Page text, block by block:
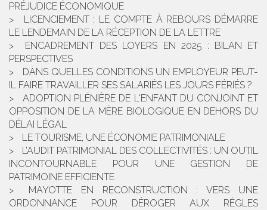
PRÉJUDICE ÉCONOMIQUE
LICENCIEMENT : LE COMPTE À REBOURS DÉMARRE
LE LENDEMAIN DE LA RÉCEPTION DE LA LETTRE
ENCADREMENT DES LOYERS EN 2025 : BILAN ET
PERSPECTIVES
DANS QUELLES CONDITIONS UN EMPLOYEUR PEUT-
IL FAIRE TRAVAILLER SES SALARIÉS LES JOURS FÉRIÉS ?
ADOPTION PLÉNIÈRE DE L'ENFANT DU CONJOINT ET
OPPOSITION DE LA MÈRE BIOLOGIQUE EN DEHORS DU
DÉLAI LÉGAL
LE TOURISME, UNE ÉCONOMIE PATRIMONIALE
L’AUDIT PATRIMONIAL DES COLLECTIVITÉS : UN OUTIL
INCONTOURNABLE POUR UNE GESTION DE
PATRIMOINE EFFICIENTE
MAYOTTE EN RECONSTRUCTION : VERS UNE
ORDONNANCE POUR DÉROGER AUX RÈGLES